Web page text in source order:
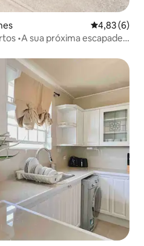
4,83 (6)
•A sua próxima escapadela